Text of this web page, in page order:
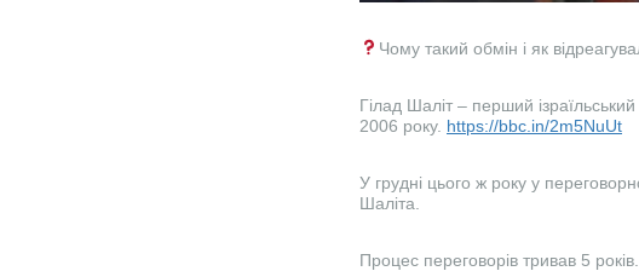
Чому такий обмін і як
Гілад Шаліт – перший
2006 року. https://bbc.in/2m5NuUt
У грудні цього ж року у
Шаліта.
Процес переговорів тривав 5 років.